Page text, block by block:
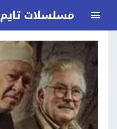
مسلسلات تايم